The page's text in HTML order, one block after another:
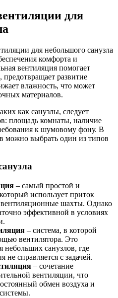
для
для небольшого санузла
комфорта и
вентиляция помогает
развитие
влажность, что может
материалов.
как санузлы, следует
площадь комнаты, наличие
к шумовому фону. В
можно выбрать один из типов
– самый простой и
использует приток
вентиляционные шахты. Однако
эффективной в условиях
– система, в которой
вентилятора. Это
санузлов, где
не справляется с задачей.
– сочетание
вентиляции, что
обмен воздуха и